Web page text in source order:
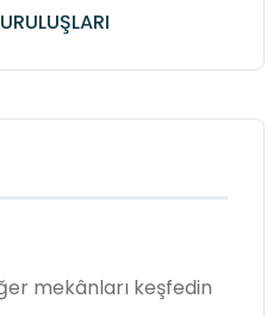
mekânları keşfedin